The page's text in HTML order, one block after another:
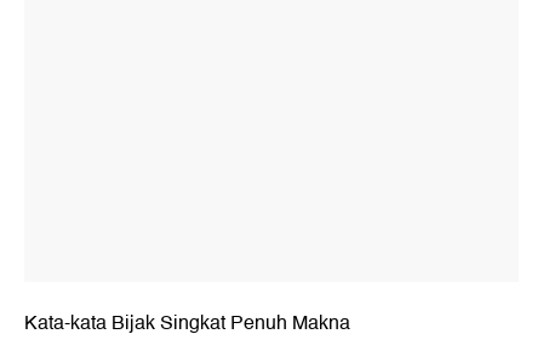
Kata-kata Bijak Singkat Penuh Makna